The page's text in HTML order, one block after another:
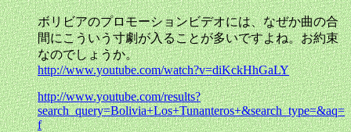
ボリビアのプロモーションビデオには、なぜか曲の合
間にこういう寸劇が入ることが多いですよね。お約束
なのでしょうか。
http://www.youtube.com/watch?v=diKckHhGaLY
http://www.youtube.com/results?
search_query=Bolivia+Los+Tunanteros+&search_type=&aq=
f